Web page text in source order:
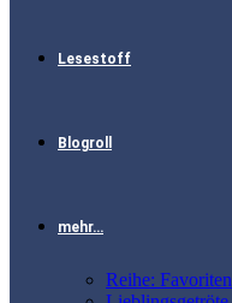
Lesestoff
Blogroll
mehr…
Reihe: Favoriten